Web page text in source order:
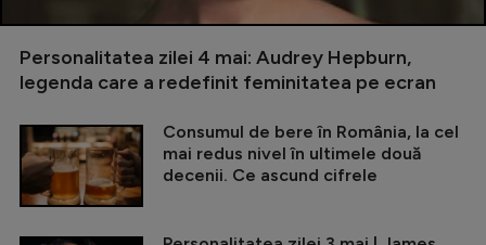
Personalitatea zilei 4 mai: Audrey Hepburn,
legenda care a redefinit feminitatea pe ecran
Consumul de bere în România, la cel
mai redus nivel în ultimele două
decenii. Ce ascund cifrele